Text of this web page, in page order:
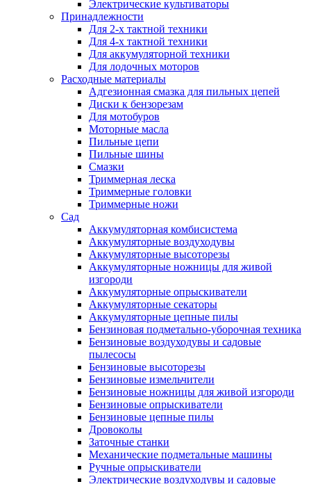
Электрические культиваторы
Принадлежности
Для 2-х тактной техники
Для 4-х тактной техники
Для аккумуляторной техники
Для лодочных моторов
Расходные материалы
Адгезионная смазка для пильных цепей
Диски к бензорезам
Для мотобуров
Моторные масла
Пильные цепи
Пильные шины
Смазки
Триммерная леска
Триммерные головки
Триммерные ножи
Сад
Аккумуляторная комбисистема
Аккумуляторные воздуходувы
Аккумуляторные высоторезы
Аккумуляторные ножницы для живой
изгороди
Аккумуляторные опрыскиватели
Аккумуляторные секаторы
Аккумуляторные цепные пилы
Бензиновая подметально-уборочная техника
Бензиновые воздуходувы и садовые
пылесосы
Бензиновые высоторезы
Бензиновые измельчители
Бензиновые ножницы для живой изгороди
Бензиновые опрыскиватели
Бензиновые цепные пилы
Дровоколы
Заточные станки
Механические подметальные машины
Ручные опрыскиватели
Электрические воздуходувы и садовые